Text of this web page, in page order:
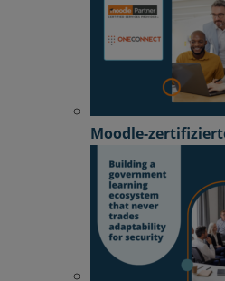
Moodle-